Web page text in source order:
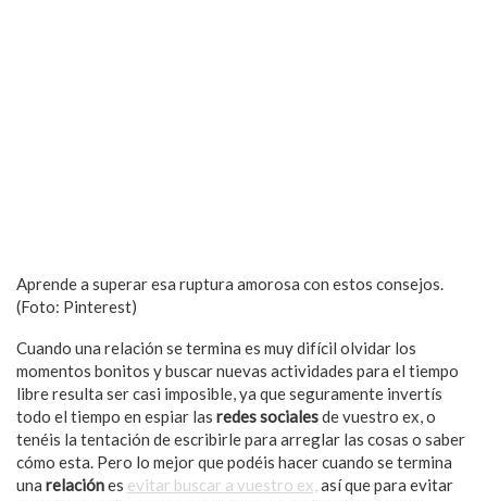
Aprende a superar esa ruptura amorosa con estos consejos.
(Foto: Pinterest)
Cuando una relación se termina es muy difícil olvidar los
momentos bonitos y buscar nuevas actividades para el tiempo
libre resulta ser casi imposible, ya que seguramente invertís
todo el tiempo en espiar las redes socialesde vuestro ex, o
tenéis la tentación de escribirle para arreglar las cosas o saber
cómo esta. Pero lo mejor que podéis hacer cuando se termina
una relaciónes evitar buscar a vuestro ex,así que para evitar